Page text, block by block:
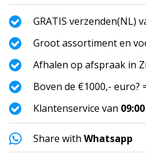
GRATIS verzenden(NL)
Groot assortiment en
Afhalen op afspraak in
Boven de €1000,- euro?
Klantenservice van 09:00
Share with Whatsapp